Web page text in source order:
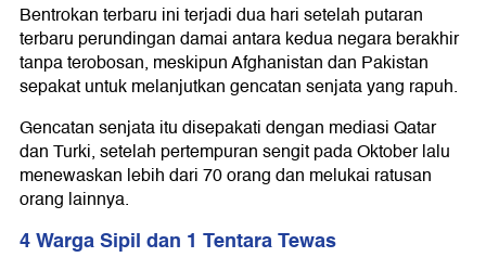
Bentrokan terbaru ini terjadi dua hari setelah putaran
terbaru perundingan damai antara kedua negara berakhir
tanpa terobosan, meskipun Afghanistan dan Pakistan
sepakat untuk melanjutkan gencatan senjata yang rapuh.
Gencatan senjata itu disepakati dengan mediasi Qatar
dan Turki, setelah pertempuran sengit pada Oktober lalu
menewaskan lebih dari 70 orang dan melukai ratusan
orang lainnya.
4 Warga Sipil dan 1 Tentara Tewas